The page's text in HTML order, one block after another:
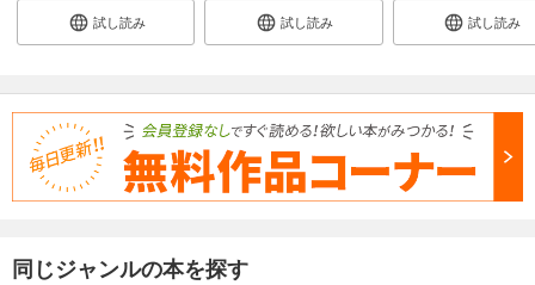
試し読み 試し読み 試し読み
同じジャンルの本を探す